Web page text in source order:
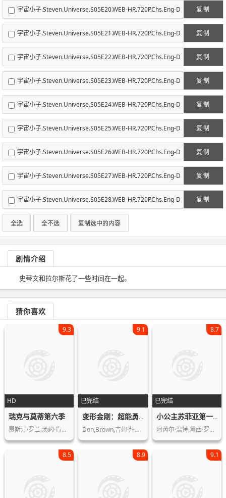
eefun迪幻字幕组.mp4
复制
宇宙小子.Steven.Universe.S05E20.WEB-HR.720P.Chs.Eng-D
eefun迪幻字幕组.mp4
复制
宇宙小子.Steven.Universe.S05E21.WEB-HR.720P.Chs.Eng-D
eefun迪幻字幕组.mp4
复制
宇宙小子.Steven.Universe.S05E22.WEB-HR.720P.Chs.Eng-D
eefun迪幻字幕组.mp4
复制
宇宙小子.Steven.Universe.S05E23.WEB-HR.720P.Chs.Eng-D
eefun迪幻字幕组.mp4
复制
宇宙小子.Steven.Universe.S05E24.WEB-HR.720P.Chs.Eng-D
eefun迪幻字幕组.mp4
复制
宇宙小子.Steven.Universe.S05E25.WEB-HR.720P.Chs.Eng-D
eefun迪幻字幕组.mp4
复制
宇宙小子.Steven.Universe.S05E26.WEB-HR.720P.Chs.Eng-D
eefun迪幻字幕组.mp4
复制
宇宙小子.Steven.Universe.S05E27.WEB-HR.720P.Chs.Eng-D
eefun迪幻字幕组.mp4
复制
宇宙小子.Steven.Universe.S05E28.WEB-HR.720P.Chs.Eng-D
eefun迪幻字幕组.mp4
全选 全不选 复制选中的内容
剧情介绍
史蒂文和拉尔斯花了一些时间在一起。
猜你喜欢
HD
9.3
瑞克与莫蒂第六季
贾斯汀·罗兰,汤姆·肯尼,塔伊加·维迪…
已完结
9.1
变形金刚：超能勇士第一季
Don,Brown,吉姆·拜恩尼斯,加里·切克
已完结
8.7
小公主苏菲亚第一季
阿芮尔·温特,黛西·罗斯·布莱内斯,扎…
8.5 8.9 9.1